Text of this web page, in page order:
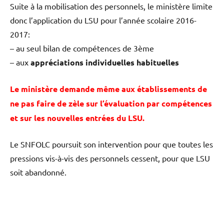
Suite à la mobilisation des personnels, le ministère limite
donc l’application du LSU pour l’année scolaire 2016-
2017:
– au seul bilan de compétences de 3ème
– aux appréciations individuelles habituelles
Le ministère demande même aux établissements de
ne pas faire de zèle sur l’évaluation par compétences
et sur les nouvelles entrées du LSU.
Le SNFOLC poursuit son intervention pour que toutes les
pressions vis-à-vis des personnels cessent, pour que LSU
soit abandonné.